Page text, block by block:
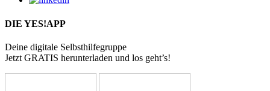
DIE YES!APP
Deine digitale Selbsthilfegruppe
Jetzt GRATIS herunterladen und los geht’s!